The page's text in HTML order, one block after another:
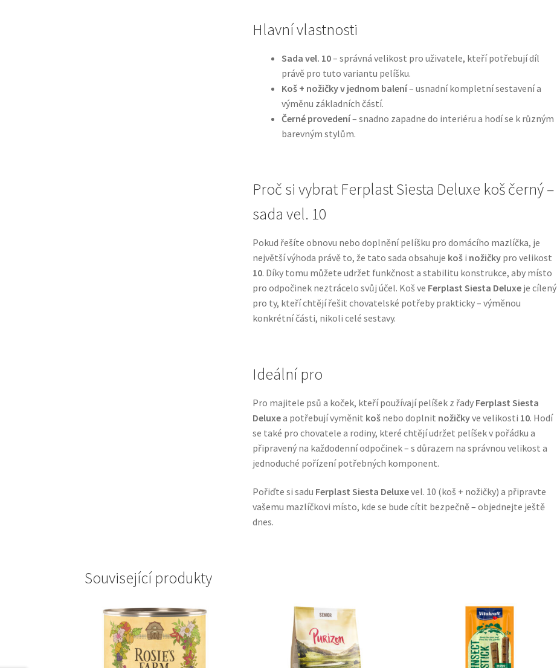
Hlavní vlastnosti
Sada vel. 10– správná velikost pro uživatele, kteří potřebují díl
právě pro tuto variantu pelíšku.
Koš + nožičky v jednom balení– usnadní kompletní sestavení a
výměnu základních částí.
Černé provedení– snadno zapadne do interiéru a hodí se k různým
barevným stylům.
Proč si vybrat Ferplast Siesta Deluxe koš černý –
sada vel. 10
Pokud řešíte obnovu nebo doplnění pelíšku pro domácího mazlíčka, je
největší výhoda právě to, že tato sada obsahuje koši nožičkypro velikost
10. Díky tomu můžete udržet funkčnost a stabilitu konstrukce, aby místo
pro odpočinek neztrácelo svůj účel. Koš ve Ferplast Siesta Deluxeje cílený
pro ty, kteří chtějí řešit chovatelské potřeby prakticky – výměnou
konkrétní části, nikoli celé sestavy.
Ideální pro
Pro majitele psů a koček, kteří používají pelíšek z řady Ferplast Siesta
Deluxea potřebují vyměnit košnebo doplnit nožičkyve velikosti 10. Hodí
se také pro chovatele a rodiny, které chtějí udržet pelíšek v pořádku a
připravený na každodenní odpočinek – s důrazem na správnou velikost a
jednoduché pořízení potřebných komponent.
Pořiďte si sadu Ferplast Siesta Deluxevel. 10 (koš + nožičky) a připravte
vašemu mazlíčkovi místo, kde se bude cítit bezpečně – objednejte ještě
dnes.
Související produkty